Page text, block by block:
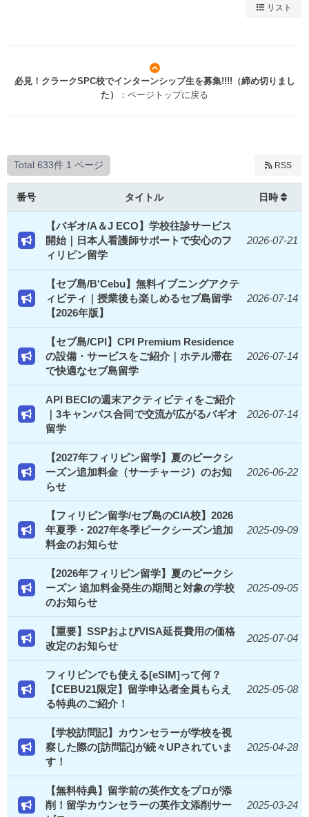
リスト
必見！クラークSPC校でインターンシップ生を募集!!!!（締め切りまし
た）
：ページトップに戻る
Total 633件 1 ページ RSS
番号 タイトル 日時
【バギオ/A＆J ECO】学校往診サービス
開始｜日本人看護師サポートで安心のフ
ィリピン留学
2026-07-21
【セブ島/B'Cebu】無料イブニングアクテ
ィビティ｜授業後も楽しめるセブ島留学
【2026年版】
2026-07-14
【セブ島/CPI】CPI Premium Residence
の設備・サービスをご紹介｜ホテル滞在
で快適なセブ島留学
2026-07-14
API BECIの週末アクティビティをご紹介
｜3キャンパス合同で交流が広がるバギオ
留学
2026-07-14
【2027年フィリピン留学】夏のピークシ
ーズン追加料金（サーチャージ）のお知
らせ
2026-06-22
【フィリピン留学/セブ島のCIA校】2026
年夏季・2027年冬季ピークシーズン追加
料金のお知らせ
2025-09-09
【2026年フィリピン留学】夏のピークシ
ーズン 追加料金発生の期間と対象の学校
のお知らせ
2025-09-05
【重要】SSPおよびVISA延長費用の価格
改定のお知らせ
2025-07-04
フィリピンでも使える[eSIM]って何？
【CEBU21限定】留学申込者全員もらえ
る特典のご紹介！
2025-05-08
【学校訪問記】カウンセラーが学校を視
察した際の[訪問記]が続々UPされていま
す！
2025-04-28
【無料特典】留学前の英作文をプロが添
削！留学カウンセラーの英作文添削サー
2025-03-24